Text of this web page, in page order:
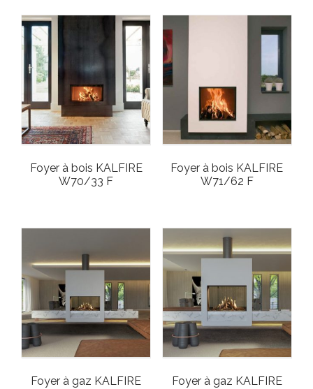
Foyer à bois KALFIRE
W70/33 F
Foyer à bois KALFIRE
W71/62 F
Foyer à gaz KALFIRE
Foyer à gaz KALFIRE